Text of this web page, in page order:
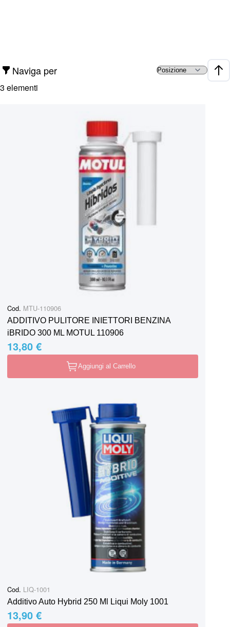
Naviga per
3 elementi
Cod. MTU-110906
ADDITIVO PULITORE INIETTORI BENZINA
iBRIDO 300 ML MOTUL 110906
13,80 €
Aggiungi al Carrello
Cod. LIQ-1001
Additivo Auto Hybrid 250 Ml Liqui Moly 1001
13,90 €